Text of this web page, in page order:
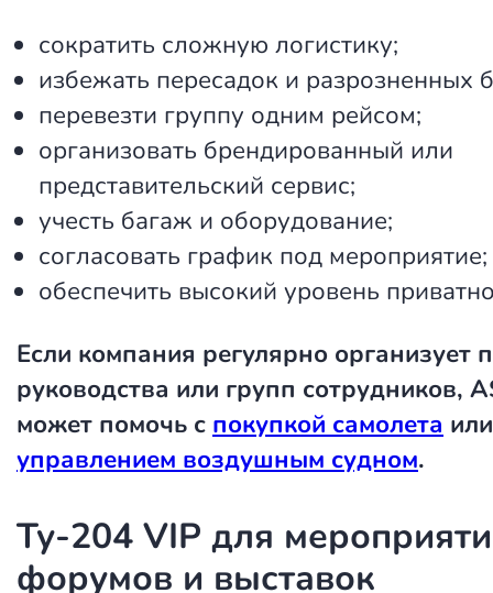
сократить сложную логистику;
избежать пересадок и разрозненных
перевезти группу одним рейсом;
организовать брендированный или
представительский сервис;
учесть багаж и оборудование;
согласовать график под мероприятие;
обеспечить высокий уровень
Если компания регулярно организует
руководства или групп сотрудников,
может помочь с покупкой самолета или
управлением воздушным судном.
Ту-204 VIP для
форумов и выставок